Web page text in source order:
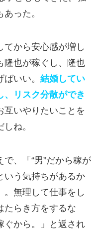
った。
てから安心感が増し
隆也が稼ぐし、隆也
いい。 結婚してい
、リスク分散ができ
互いやりたいことを
ね。
、「“男”だから稼が
いう気持ちがあるか
。無理して仕事をし
たらき方をするな
ぐから。」と返され